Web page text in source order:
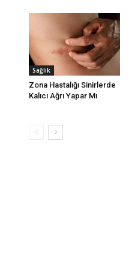
Sağlık
Zona Hastalığı Sinirlerde
Kalıcı Ağrı Yapar Mı